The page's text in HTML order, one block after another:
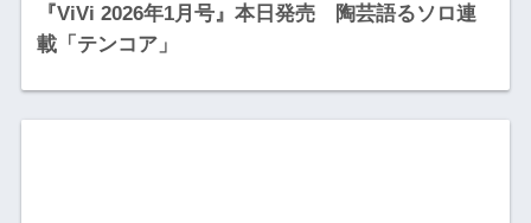
『ViVi 2026年1月号』本日発売 陶芸語るソロ連
載「テンコア」